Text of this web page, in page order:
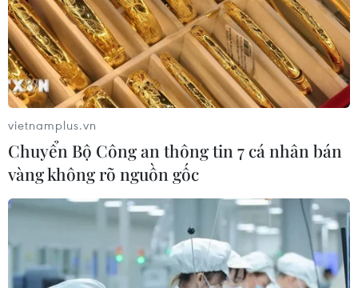
vietnamplus.vn
Chuyển Bộ Công an thông tin 7 cá nhân bán
vàng không rõ nguồn gốc